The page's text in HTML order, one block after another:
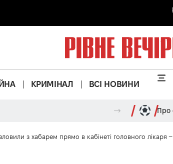
КРИМІНАЛ ВСІ НОВИНИ
Про
з хабарем прямо в кабінеті головного лікаря